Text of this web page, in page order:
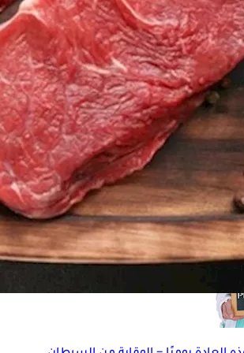
دراسة تكشف الأسباب الصحية لارتفاع